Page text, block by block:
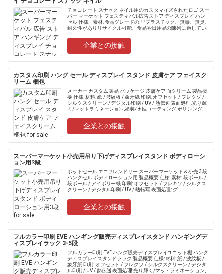
チョコレート スナック ネイル用のカスタマイズされたロゴ スー
パー マーケット フェスティバル広告ストア ディスプレイ ハン
セル 仕様: - 素材: 食品グレードのPPプラスチック、無毒、無臭、
耐久性がありリサイクル可能、食品や日用品の陳列に適してい
企業との接触
カスタム印刷 ハング セール ディスプレイ スタンド 皮膚ケア フェイスク
リーム 梱包
メーカー カスタム 製品 パッケージ 皮膚ケア 面クリーム 製品概
要 仕様: 材料: 紙 / 波紋板 / 象牙紙 印刷: オフセット / フレクソ /
シルクスクリーン / デジタル印刷 / UV / 熱伝送 表面処理:光り輝
く/マットラミネーション,塗装/水性コーティング,ポリシング,ス
企業との接触
スーパーマーケット小売用吊り下げディスプレイスタンド ボディローシ
ョン用3段
ホットセール エコフレンドリー スーパーマーケット＆小売 3段
ハングセル ボディローション用 製品概要 仕様: 素材: 段ボール /
段ボール / アイボリー紙 印刷: オフセット / フレキソ / シルクス
クリーン / デジタル印刷 / UV / 熱転写 表面処理: グ......
企業との接触
フルカラー印刷 EVE ハンギング販売ディスプレイスタンド ハンギングデ
ィスプレイラック 3-5段
フルカラー印刷 EVE ハング販売ディスプレイユニット棚 ハング
ディスプレイスタンドラック 製品概要 仕様: 材料: 紙 / 波紋板 /
象牙紙 印刷: オフセット / フレクソ / シルクスクリーン / デジタ
ル印刷 / UV / 熱伝送 表面処理:光り輝く/マットラミネーション,